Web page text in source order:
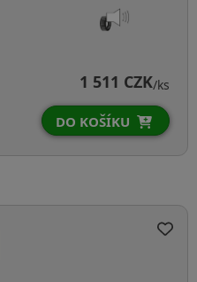
1 511 CZK/ks
DO KOŠÍKU